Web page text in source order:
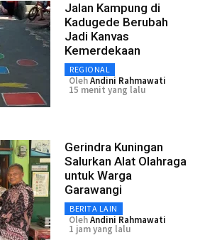
Jalan Kampung di
Kadugede Berubah
Jadi Kanvas
Kemerdekaan
REGIONAL
OlehAndini Rahmawati
15 menit yang lalu
Gerindra Kuningan
Salurkan Alat Olahraga
untuk Warga
Garawangi
BERITA LAIN
OlehAndini Rahmawati
1 jam yang lalu